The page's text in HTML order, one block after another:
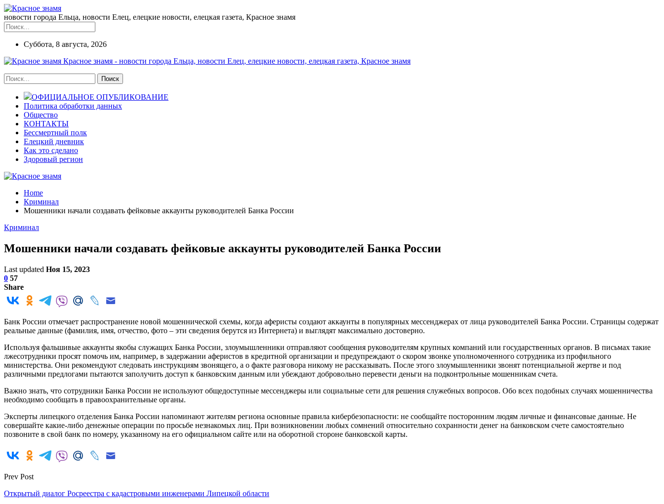
новости города Ельца, новости Елец, елецкие новости, елецкая газета, Красное знамя
Суббота, 8 августа, 2026
Красное знамя - новости города Ельца, новости Елец, елецкие новости, елецкая газета, Красное знамя
ОФИЦИАЛЬНОЕ ОПУБЛИКОВАНИЕ
Политика обработки данных
Общество
КОНТАКТЫ
Бессмертный полк
Елецкий дневник
Как это сделано
Здоровый регион
Home
Криминал
Мошенники начали создавать фейковые аккаунты руководителей Банка России
Криминал
Мошенники начали создавать фейковые аккаунты руководителей Банка России
Last updated Ноя 15, 2023
0 57
Share
Банк России отмечает распространение новой мошеннической схемы, когда аферисты создают аккаунты в популярных мессенджерах от лица руководителей Банка России. Страницы содержат
реальные данные (фамилия, имя, отчество, фото – эти сведения берутся из Интернета) и выглядят максимально достоверно.
Используя фальшивые аккаунты якобы служащих Банка России, злоумышленники отправляют сообщения руководителям крупных компаний или государственных органов. В письмах такие
лжесотрудники просят помочь им, например, в задержании аферистов в кредитной организации и предупреждают о скором звонке уполномоченного сотрудника из профильного
министерства. Они рекомендуют следовать инструкциям звонящего, а о факте разговора никому не рассказывать. После этого злоумышленники звонят потенциальной жертве и под
различными предлогами пытаются заполучить доступ к банковским данным или убеждают добровольно перевести деньги на подконтрольные мошенникам счета.
Важно знать, что сотрудники Банка России не используют общедоступные мессенджеры или социальные сети для решения служебных вопросов. Обо всех подобных случаях мошенничества
необходимо сообщать в правоохранительные органы.
Эксперты липецкого отделения Банка России напоминают жителям региона основные правила кибербезопасности: не сообщайте посторонним людям личные и финансовые данные. Не
совершайте какие-либо денежные операции по просьбе незнакомых лиц. При возникновении любых сомнений относительно сохранности денег на банковском счете самостоятельно
позвоните в свой банк по номеру, указанному на его официальном сайте или на оборотной стороне банковской карты.
Prev Post
Открытый диалог Росреестра с кадастровыми инженерами Липецкой области